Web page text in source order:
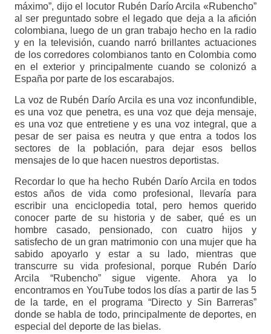
máximo”, dijo el locutor Rubén Darío Arcila «Rubencho”
al ser preguntado sobre el legado que deja a la afición
colombiana, luego de un gran trabajo hecho en la radio
y en la televisión, cuando narró brillantes actuaciones
de los corredores colombianos tanto en Colombia como
en el exterior y principalmente cuando se colonizó a
España por parte de los escarabajos.
La voz de Rubén Darío Arcila es una voz inconfundible,
es una voz que penetra, es una voz que deja mensaje,
es una voz que entretiene y es una voz integral, que a
pesar de ser paisa es neutra y que entra a todos los
sectores de la población, para dejar esos bellos
mensajes de lo que hacen nuestros deportistas.
Recordar lo que ha hecho Rubén Darío Arcila en todos
estos años de vida como profesional, llevaría para
escribir una enciclopedia total, pero hemos querido
conocer parte de su historia y de saber, qué es un
hombre casado, pensionado, con cuatro hijos y
satisfecho de un gran matrimonio con una mujer que ha
sabido apoyarlo y estar a su lado, mientras que
transcurre su vida profesional, porque Rubén Darío
Arcila “Rubencho” sigue vigente. Ahora ya lo
encontramos en YouTube todos los días a partir de las 5
de la tarde, en el programa “Directo y Sin Barreras”
donde se habla de todo, principalmente de deportes, en
especial del deporte de las bielas.